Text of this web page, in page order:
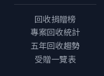
回收捐贈榜
專案回收統計
五年回收趨勢
受贈一覽表